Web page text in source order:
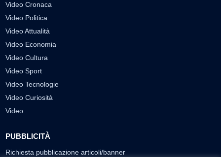
Video Cronaca
Video Politica
Video Attualità
Video Economia
Video Cultura
Video Sport
Video Tecnologie
Video Curiosità
Video
PUBBLICITÀ
Richiesta pubblicazione articoli/banner